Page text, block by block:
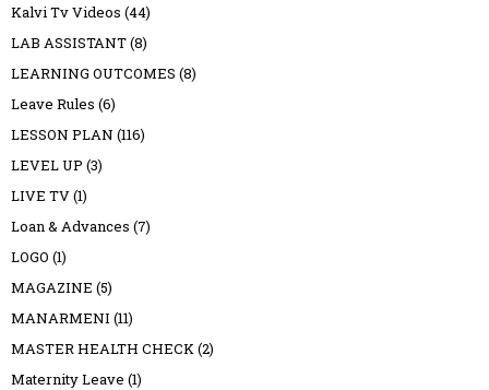
Kalvi Tv Videos (44)
LAB ASSISTANT(8)
LEARNING OUTCOMES (8)
Leave Rules (6)
LESSON PLAN (116)
LEVEL UP (3)
LIVE TV(1)
Loan & Advances (7)
LOGO (1)
MAGAZINE (5)
MANARMENI (11)
MASTER HEALTH CHECK(2)
Maternity Leave (1)